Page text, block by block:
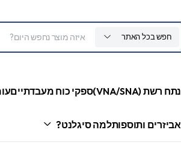
חפש בכל האתר
נתח רשת (VNA/SNA) ספקי כוח מעבדתיים
אביזרים ותוספותלמה סיגלנט?